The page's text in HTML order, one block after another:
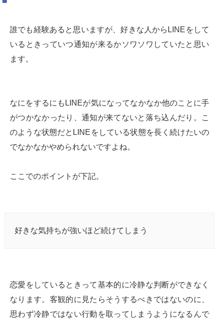
誰でも経験あると思いますが、好きな人からLINEをして
いるときっていつ通知が来るかソワソワしていたと思い
ます。
なにをするにもLINEが気になってなかなか他のことに手
がつかなかったり、通知が来てないと落ち込んだり。こ
のような状態だとLINEをしている状態を長く続けたいの
でなかなかやめられないですよね。
ここでのポイントが下記。
好きな気持ちが強いほど続けてしまう
恋愛をしているときって基本的に冷静な判断ができなく
なります。客観的に見たらそうするべきではないのに、
思わず冷静ではない行動を取ってしまうようになるんで